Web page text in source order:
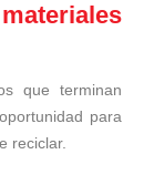
que terminan
para
reciclar.